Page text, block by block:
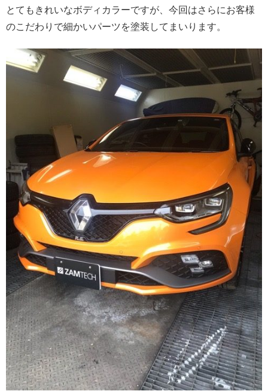
とてもきれいなボディカラーですが、今回はさらにお客様
のこだわりで細かいパーツを塗装してまいります。